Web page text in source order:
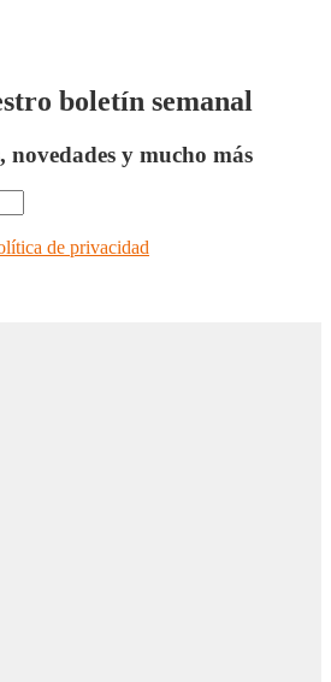
boletín semanal
novedades y mucho más
de privacidad